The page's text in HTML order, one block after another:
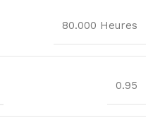
80.000 Heures
0.95